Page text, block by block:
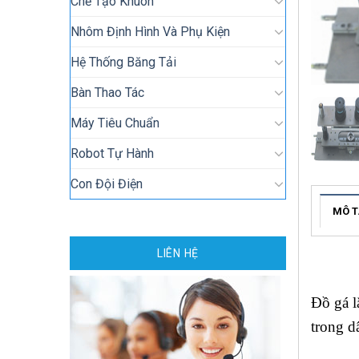
Nhôm Định Hình Và Phụ Kiện
Hệ Thống Băng Tải
Bàn Thao Tác
Máy Tiêu Chuẩn
Robot Tự Hành
Con Đội Điện
LIÊN HỆ
MÔ
Đồ gá
trong